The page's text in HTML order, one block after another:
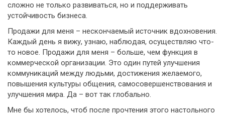
сложно не только развиваться, но и поддерживать
устойчивость бизнеса.
Продажи для меня – нескончаемый источник вдохновения.
Каждый день я вижу, узнаю, наблюдая, осуществляю что-
то новое. Продажи для меня – больше, чем функция в
коммерческой организации. Это один путей улучшения
коммуникаций между людьми, достижения желаемого,
повышения культуры общения, самосовершенствования и
улучшения мира. Да – вот так глобально.
Мне бы хотелось, чтоб после прочтения этого настольного